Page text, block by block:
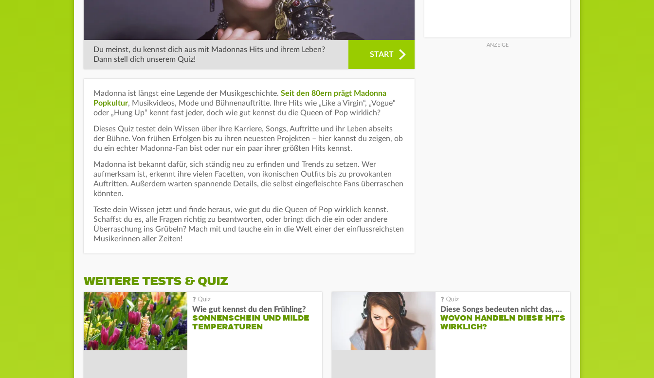
Du meinst, du kennst dich aus mit Madonnas Hits und ihrem Leben?
Dann stell dich unserem Quiz!
START
Madonna ist längst eine Legende der Musikgeschichte. Seit den 80ern prägt Madonna
Popkultur, Musikvideos, Mode und Bühnenauftritte. Ihre Hits wie „Like a Virgin“, „Vogue“
oder „Hung Up“ kennt fast jeder, doch wie gut kennst du die Queen of Pop wirklich?
Dieses Quiz testet dein Wissen über ihre Karriere, Songs, Auftritte und ihr Leben abseits
der Bühne. Von frühen Erfolgen bis zu ihren neuesten Projekten – hier kannst du zeigen, ob
du ein echter Madonna-Fan bist oder nur ein paar ihrer größten Hits kennst.
Madonna ist bekannt dafür, sich ständig neu zu erfinden und Trends zu setzen. Wer
aufmerksam ist, erkennt ihre vielen Facetten, von ikonischen Outfits bis zu provokanten
Auftritten. Außerdem warten spannende Details, die selbst eingefleischte Fans überraschen
könnten.
Teste dein Wissen jetzt und finde heraus, wie gut du die Queen of Pop wirklich kennst.
Schaffst du es, alle Fragen richtig zu beantworten, oder bringt dich die ein oder andere
Überraschung ins Grübeln? Mach mit und tauche ein in die Welt einer der einflussreichsten
Musikerinnen aller Zeiten!
WEITERE TESTS & QUIZ
Wie gut kennst du den Frühling?
SONNENSCHEIN UND MILDE
TEMPERATUREN
Diese Songs bedeuten nicht das, was du denkst
WOVON HANDELN DIESE HITS
WIRKLICH?